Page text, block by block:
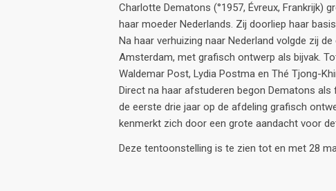
Charlotte Dematons (°1957, Évreux, Frankrijk)
haar moeder Nederlands. Zij doorliep haar
Na haar verhuizing naar Nederland volgde zij
Amsterdam, met grafisch ontwerp als bijvak.
Waldemar Post, Lydia Postma en Thé Tjong-
Direct na haar afstuderen begon Dematons
de eerste drie jaar op de afdeling grafisch
kenmerkt zich door een grote aandacht voor
Deze tentoonstelling is te zien tot en met 28